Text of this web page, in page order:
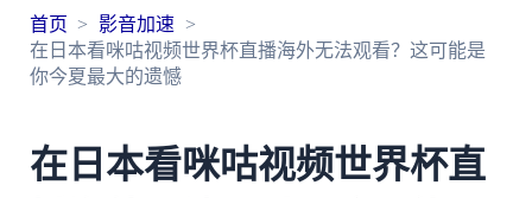
首页
影音加速
在日本看咪咕视频世界杯直播海外无法观看？这可能是
你今夏最大的遗憾
在日本看咪咕视频世界杯直